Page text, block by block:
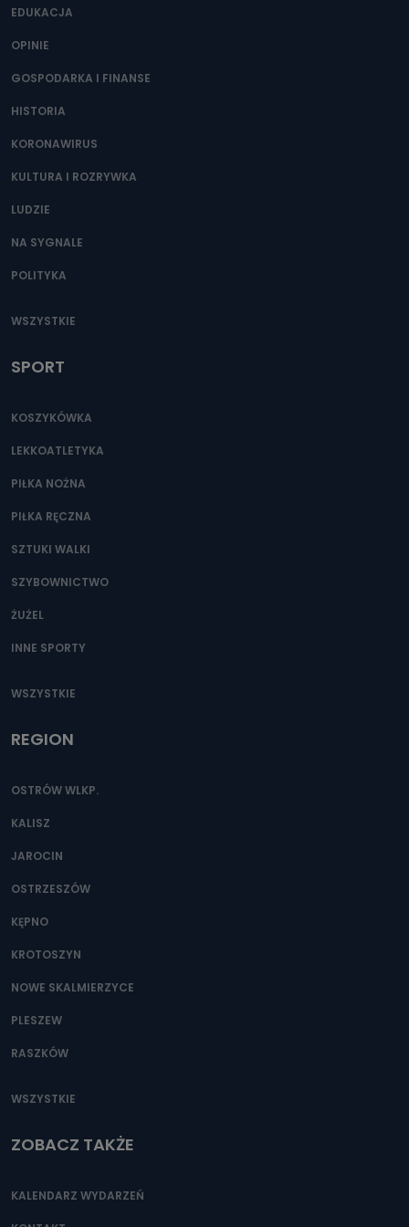
EDUKACJA
OPINIE
GOSPODARKA I FINANSE
HISTORIA
KORONAWIRUS
KULTURA I ROZRYWKA
LUDZIE
NA SYGNALE
POLITYKA
WSZYSTKIE
SPORT
KOSZYKÓWKA
LEKKOATLETYKA
PIŁKA NOŻNA
PIŁKA RĘCZNA
SZTUKI WALKI
SZYBOWNICTWO
ŻUŻEL
INNE SPORTY
WSZYSTKIE
REGION
OSTRÓW WLKP.
KALISZ
JAROCIN
OSTRZESZÓW
KĘPNO
KROTOSZYN
NOWE SKALMIERZYCE
PLESZEW
RASZKÓW
WSZYSTKIE
ZOBACZ TAKŻE
KALENDARZ WYDARZEŃ